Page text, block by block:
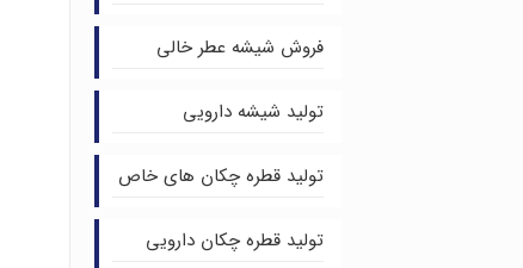
فروش شیشه عطر خالی
تولید شیشه دارویی
تولید قطره چکان های خاص
تولید قطره چکان دارویی